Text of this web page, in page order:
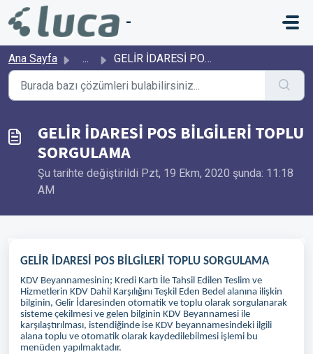
Ana içeriğe geç
-
Ana Sayfa ... GELİR İDARESİ POS BİLGİLERİ TOPLU SORGULAMA
GELİR İDARESİ POS BİLGİLERİ TOPLU
SORGULAMA
Şu tarihte değiştirildi Pzt, 19 Ekm, 2020 şunda: 11:18
AM
GELİR İDARESİ POS BİLGİLERİ TOPLU SORGULAMA
KDV Beyannamesinin; Kredi Kartı İle Tahsil Edilen Teslim ve
Hizmetlerin KDV Dahil Karşılığını Teşkil Eden Bedel alanına ilişkin
bilginin, Gelir İdaresinden otomatik ve toplu olarak sorgulanarak
sisteme çekilmesi ve gelen bilginin KDV Beyannamesi ile
karşılaştırılması, istendiğinde ise KDV beyannamesindeki ilgili
alana toplu ve otomatik olarak kaydedilebilmesi işlemi bu
menüden yapılmaktadır.